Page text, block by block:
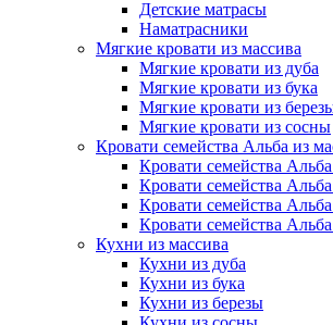
Детские матрасы
Наматрасники
Мягкие кровати из массива
Мягкие кровати из дуба
Мягкие кровати из бука
Мягкие кровати из
Мягкие кровати из сосны
Кровати семейства Альба из
Кровати семейства
Кровати семейства Альба
Кровати семейства
Кровати семейства
Кухни из массива
Кухни из дуба
Кухни из бука
Кухни из березы